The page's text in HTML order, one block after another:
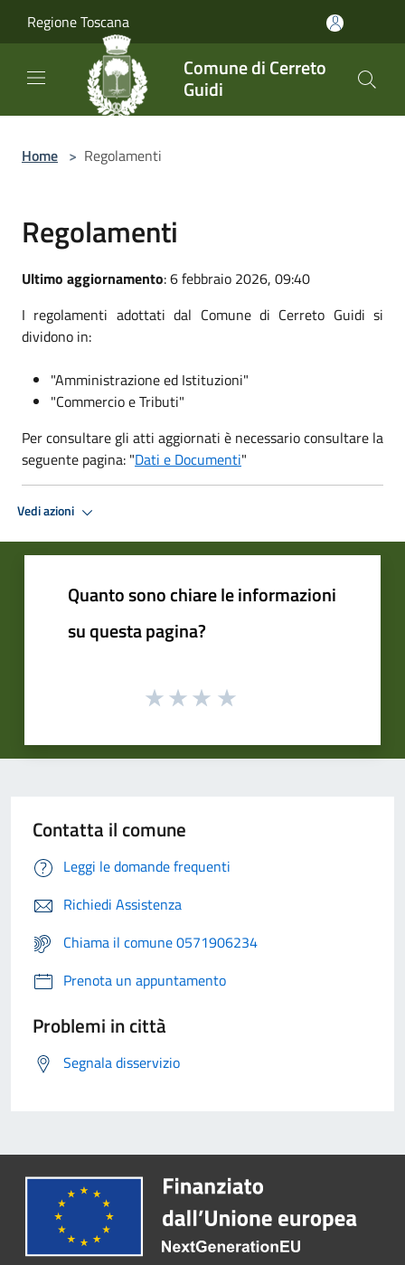
Regione Toscana
Comune di Cerreto
Guidi
Home > Regolamenti
Regolamenti
Ultimo aggiornamento: 6 febbraio 2026, 09:40
I regolamenti adottati dal Comune di Cerreto Guidi si
dividono in:
"Amministrazione ed Istituzioni"
"Commercio e Tributi"
Per consultare gli atti aggiornati è necessario consultare la
seguente pagina: "Dati e Documenti"
Vedi azioni
Quanto sono chiare le informazioni
su questa pagina?
Contatta il comune
Leggi le domande frequenti
Richiedi Assistenza
Chiama il comune 0571906234
Prenota un appuntamento
Problemi in città
Segnala disservizio